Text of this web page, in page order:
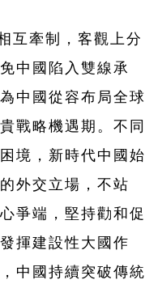
互牽制，客觀上分
中國陷入雙線承
中國從容布局全球
戰略機遇期。不同
境，新時代中國始
外交立場，不站
爭端，堅持勸和促
揮建設性大國作
中國持續突破傳統